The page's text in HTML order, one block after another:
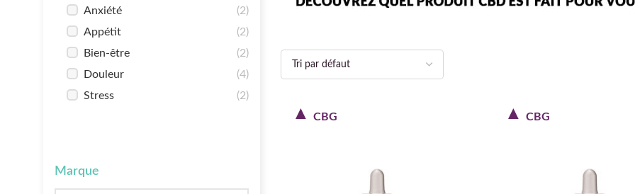
Anxiété
(2)
Appétit
(2)
Bien-être
(2)
Douleur
(4)
Stress
(2)
Marque
CBG CBG